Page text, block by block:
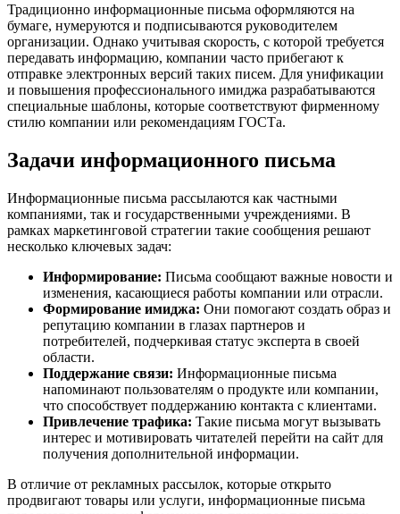
Традиционно информационные письма оформляются на
бумаге, нумеруются и подписываются руководителем
организации. Однако учитывая скорость, с которой требуется
передавать информацию, компании часто прибегают к
отправке электронных версий таких писем. Для унификации
и повышения профессионального имиджа разрабатываются
специальные шаблоны, которые соответствуют фирменному
стилю компании или рекомендациям ГОСТа.
Задачи информационного письма
Информационные письма рассылаются как частными
компаниями, так и государственными учреждениями. В
рамках маркетинговой стратегии такие сообщения решают
несколько ключевых задач:
Информирование: Письма сообщают важные новости и
изменения, касающиеся работы компании или отрасли.
Формирование имиджа: Они помогают создать образ и
репутацию компании в глазах партнеров и
потребителей, подчеркивая статус эксперта в своей
области.
Поддержание связи: Информационные письма
напоминают пользователям о продукте или компании,
что способствует поддержанию контакта с клиентами.
Привлечение трафика: Такие письма могут вызывать
интерес и мотивировать читателей перейти на сайт для
получения дополнительной информации.
В отличие от рекламных рассылок, которые открыто
продвигают товары или услуги, информационные письма